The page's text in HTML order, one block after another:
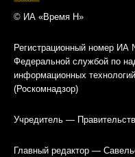
© ИА «Время Н»
Регистрационный номер
Федеральной службой по
информационных
(Роскомнадзор)
Учредитель —
Главный редактор —